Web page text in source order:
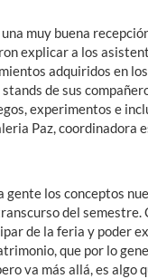
muy buena
explicar a los
adquiridos en
de sus
experimentos e
Paz, coordinadora
gente los conceptos
del semestre.
de la feria y poder
que por lo
va más allá, es algo